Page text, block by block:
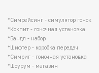
*Симрейсинг - симулятор гонок
*Кокпит - гоночная установка
*Бандл - набор
*Шифтер - коробка передач
*Симриг - гоночная установка
*Шоурум - магазин